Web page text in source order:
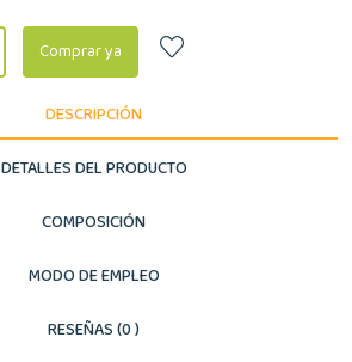
Comprar ya
DESCRIPCIÓN
DETALLES DEL PRODUCTO
COMPOSICIÓN
MODO DE EMPLEO
RESEÑAS (0 )